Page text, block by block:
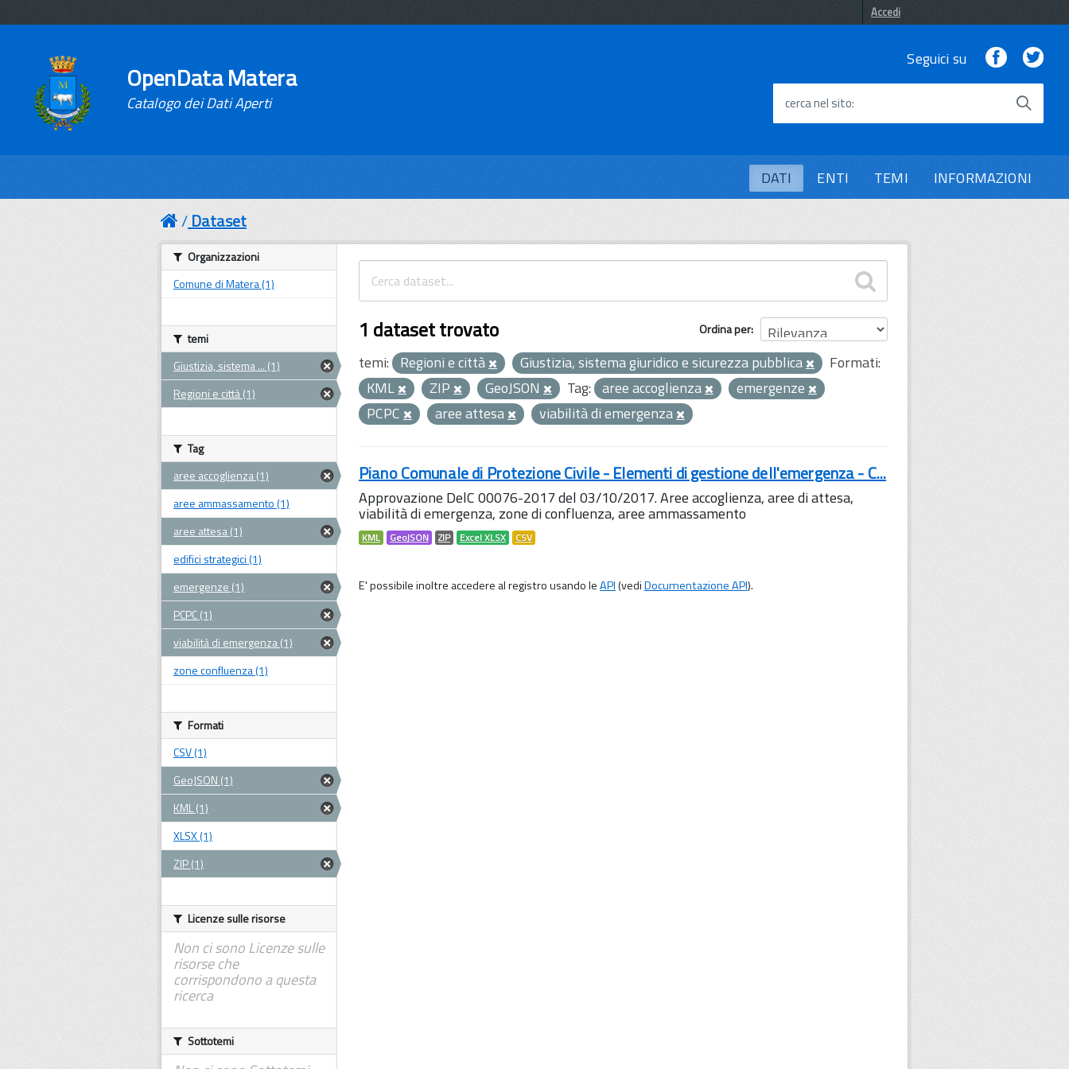
Accedi
OpenData Matera
Catalogo dei Dati Aperti
Seguici su Facebook
cerca nel sito
DATI ENTI TEMI INFORMAZIONI
Dataset
Ordina per
1 dataset trovato
temi: Regioni e città Giustizia, sistema giuridico e sicurezza pubblica
Formati:
KML
ZIP GeoJSON Tag: aree accoglienza
emergenze
PCPC
aree attesa viabilità di emergenza
Piano Comunale di Protezione Civile - Elementi di gestione dell'emergenza - C...
Approvazione DelC 00076-2017 del 03/10/2017. Aree accoglienza, aree di attesa,
viabilità di emergenza, zone di confluenza, aree ammassamento
KML GeoJSON ZIP Excel XLSX CSV
E' possibile inoltre accedere al registro usando leAPI(vediDocumentazione API).
Organizzazioni
Comune di Matera (1)
temi
Giustizia, sistema ... (1)
Regioni e città (1)
Tag
aree accoglienza (1)
aree ammassamento (1)
aree attesa (1)
edifici strategici (1)
emergenze (1)
PCPC (1)
viabilità di emergenza (1)
zone confluenza (1)
Formati
CSV (1)
GeoJSON (1)
KML (1)
XLSX (1)
ZIP (1)
Licenze sulle risorse
Non ci sono Licenze sulle
risorse che
corrispondono a questa
ricerca
Sottotemi